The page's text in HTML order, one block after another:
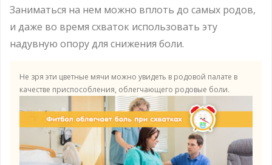
Заниматься на нем можно вплоть до самых родов,
и даже во время схваток использовать эту
надувную опору для снижения боли.
Не зря эти цветные мячи можно увидеть в родовой палате в
качестве приспособления, облегчающего родовые боли.